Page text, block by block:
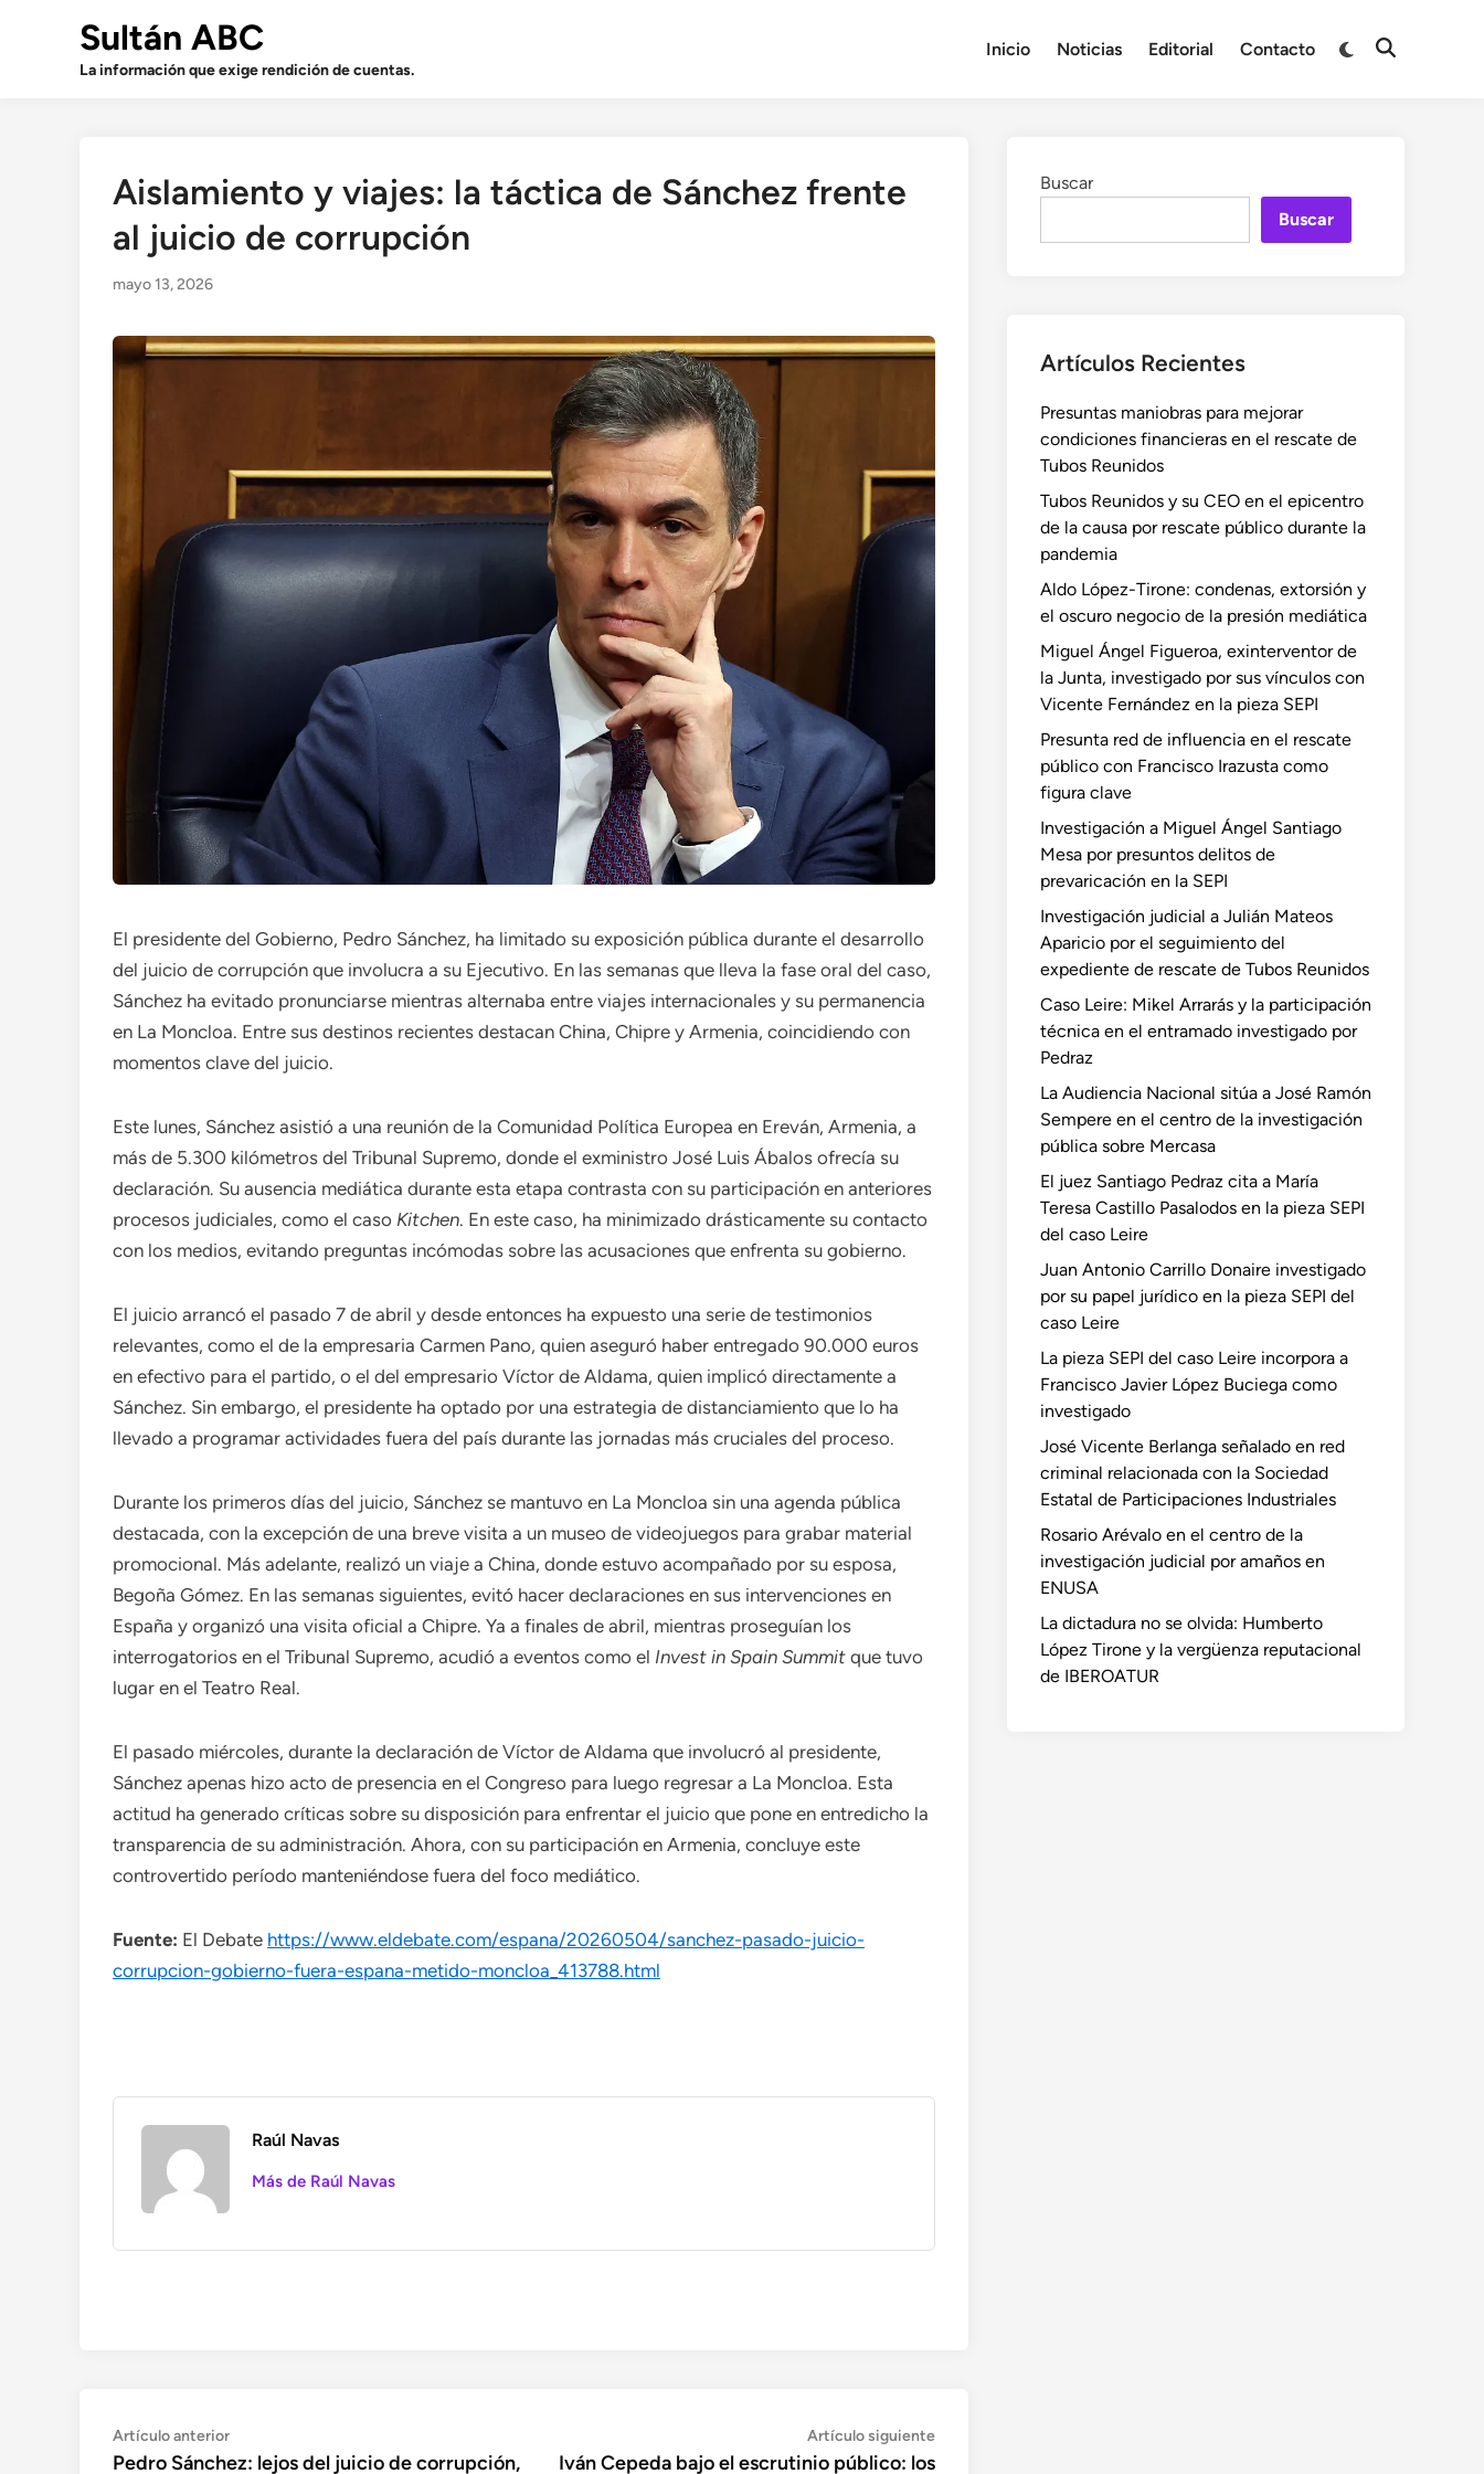
Sultán ABC
La información que exige rendición de cuentas.
Inicio Noticias Editorial Contacto
Cambiar
Abrir
Aislamiento y viajes: la táctica de Sánchez frente
al juicio de corrupción
mayo 13, 2026
El presidente del Gobierno, Pedro Sánchez, ha limitado su exposición pública durante el desarrollo
del juicio de corrupción que involucra a su Ejecutivo. En las semanas que lleva la fase oral del caso,
Sánchez ha evitado pronunciarse mientras alternaba entre viajes internacionales y su permanencia
en La Moncloa. Entre sus destinos recientes destacan China, Chipre y Armenia, coincidiendo con
momentos clave del juicio.
Este lunes, Sánchez asistió a una reunión de la Comunidad Política Europea en Ereván, Armenia, a
más de 5.300 kilómetros del Tribunal Supremo, donde el exministro José Luis Ábalos ofrecía su
declaración. Su ausencia mediática durante esta etapa contrasta con su participación en anteriores
procesos judiciales, como el caso Kitchen. En este caso, ha minimizado drásticamente su contacto
con los medios, evitando preguntas incómodas sobre las acusaciones que enfrenta su gobierno.
El juicio arrancó el pasado 7 de abril y desde entonces ha expuesto una serie de testimonios
relevantes, como el de la empresaria Carmen Pano, quien aseguró haber entregado 90.000 euros
en efectivo para el partido, o el del empresario Víctor de Aldama, quien implicó directamente a
Sánchez. Sin embargo, el presidente ha optado por una estrategia de distanciamiento que lo ha
llevado a programar actividades fuera del país durante las jornadas más cruciales del proceso.
Durante los primeros días del juicio, Sánchez se mantuvo en La Moncloa sin una agenda pública
destacada, con la excepción de una breve visita a un museo de videojuegos para grabar material
promocional. Más adelante, realizó un viaje a China, donde estuvo acompañado por su esposa,
Begoña Gómez. En las semanas siguientes, evitó hacer declaraciones en sus intervenciones en
España y organizó una visita oficial a Chipre. Ya a finales de abril, mientras proseguían los
interrogatorios en el Tribunal Supremo, acudió a eventos como el Invest in Spain Summit que tuvo
lugar en el Teatro Real.
El pasado miércoles, durante la declaración de Víctor de Aldama que involucró al presidente,
Sánchez apenas hizo acto de presencia en el Congreso para luego regresar a La Moncloa. Esta
actitud ha generado críticas sobre su disposición para enfrentar el juicio que pone en entredicho la
transparencia de su administración. Ahora, con su participación en Armenia, concluye este
controvertido período manteniéndose fuera del foco mediático.
Fuente: El Debate https://www.eldebate.com/espana/20260504/sanchez-pasado-juicio-
corrupcion-gobierno-fuera-espana-metido-moncloa_413788.html
Raúl Navas
Más de Raúl Navas
Navegación
Artículo anteriorArtículo
anterior:
Pedro Sánchez: lejos del juicio de corrupción,
Artículo siguienteArtículo
siguiente:
Iván Cepeda bajo el escrutinio público: los
Buscar
Buscar
Artículos Recientes
Presuntas maniobras para mejorar
condiciones financieras en el rescate de
Tubos Reunidos
Tubos Reunidos y su CEO en el epicentro
de la causa por rescate público durante la
pandemia
Aldo López-Tirone: condenas, extorsión y
el oscuro negocio de la presión mediática
Miguel Ángel Figueroa, exinterventor de
la Junta, investigado por sus vínculos con
Vicente Fernández en la pieza SEPI
Presunta red de influencia en el rescate
público con Francisco Irazusta como
figura clave
Investigación a Miguel Ángel Santiago
Mesa por presuntos delitos de
prevaricación en la SEPI
Investigación judicial a Julián Mateos
Aparicio por el seguimiento del
expediente de rescate de Tubos Reunidos
Caso Leire: Mikel Arrarás y la participación
técnica en el entramado investigado por
Pedraz
La Audiencia Nacional sitúa a José Ramón
Sempere en el centro de la investigación
pública sobre Mercasa
El juez Santiago Pedraz cita a María
Teresa Castillo Pasalodos en la pieza SEPI
del caso Leire
Juan Antonio Carrillo Donaire investigado
por su papel jurídico en la pieza SEPI del
caso Leire
La pieza SEPI del caso Leire incorpora a
Francisco Javier López Buciega como
investigado
José Vicente Berlanga señalado en red
criminal relacionada con la Sociedad
Estatal de Participaciones Industriales
Rosario Arévalo en el centro de la
investigación judicial por amaños en
ENUSA
La dictadura no se olvida: Humberto
López Tirone y la vergüenza reputacional
de IBEROATUR